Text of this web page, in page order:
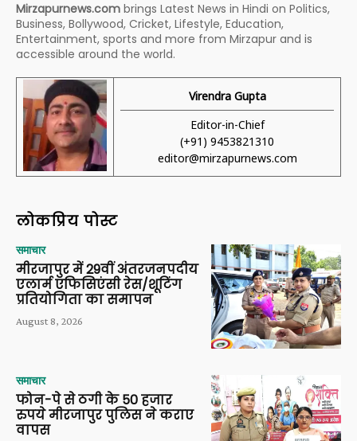
Mirzapurnews.com brings Latest News in Hindi on Politics,
Business, Bollywood, Cricket, Lifestyle, Education,
Entertainment, sports and more from Mirzapur and is
accessible around the world.
Virendra Gupta
Editor-in-Chief
(+91) 9453821310
editor@mirzapurnews.com
लोकप्रिय पोस्ट
समाचार
मीरजापुर में 29वीं अंतरजनपदीय
एलार्म एफिसिएंसी रेस/शूटिंग
प्रतियोगिता का समापन
August 8, 2026
समाचार
फोन-पे से ठगी के 50 हजार
रुपये मीरजापुर पुलिस ने कराए
वापस